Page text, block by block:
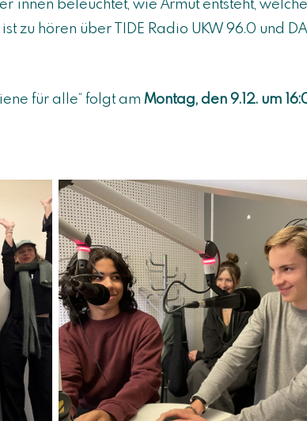
beleuchtet, wie Armut entsteht,
zu hören über TIDE Radio UKW 96.0 und
für alle“ folgt am Montag, den 9.12. um